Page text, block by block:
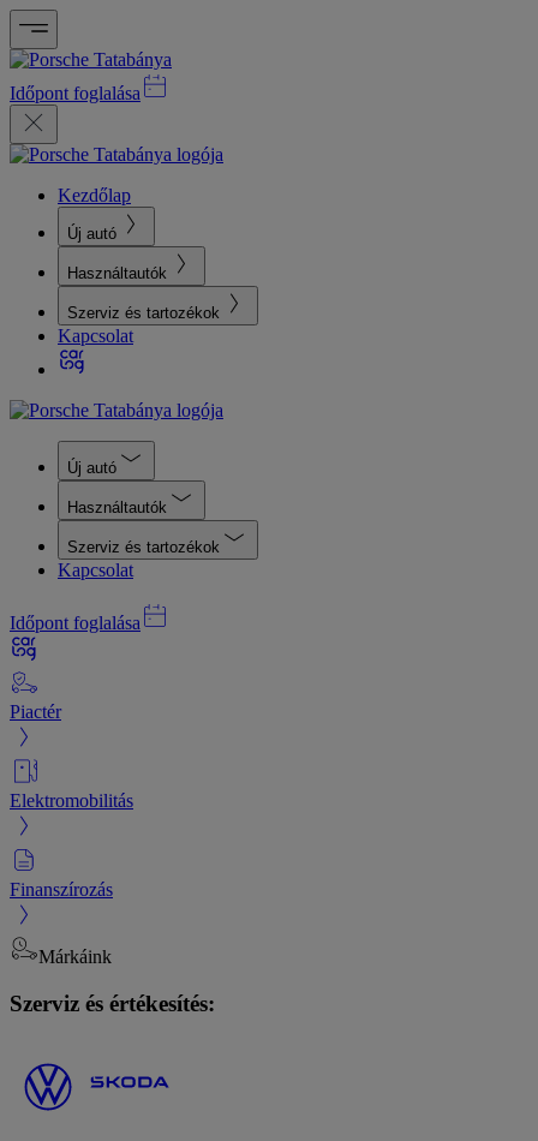
Időpont foglalása
Kezdőlap
Új autó
Használtautók
Szerviz és tartozékok
Kapcsolat
Új autó
Használtautók
Szerviz és tartozékok
Kapcsolat
Időpont foglalása
Piactér
Elektromobilitás
Finanszírozás
Márkáink
Szerviz és értékesítés: